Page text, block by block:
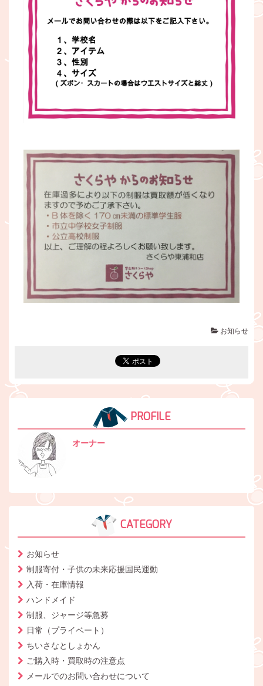
お知らせ
PROFILE
オーナー
CATEGORY
お知らせ
制服寄付・子供の未来応援国民運動
入荷・在庫情報
ハンドメイド
制服、ジャージ等急募
日常（プライベート）
ちいさなとしょかん
ご購入時・買取時の注意点
メールでのお問い合わせについて